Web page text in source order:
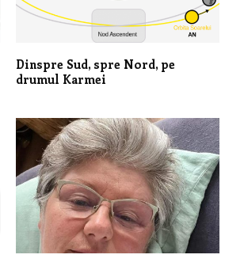
Dinspre Sud, spre Nord, pe
drumul Karmei